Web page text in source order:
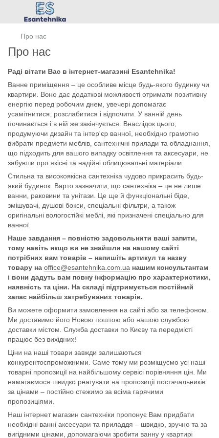
Про нас
Про нас
Раді вітати Вас в інтернет-магазині Esantehnika!
Ванне приміщення – це особливе місце будь-якого будинку чи
квартири. Воно дає додаткові можливості отримати позитивну
енергію перед робочим днем, увечері допомагає
усамітнитися, розслабитися і відпочити. У ванній день
починається і в ній же закінчується. Внаслідок цього,
продумуючи дизайн та інтер'єр ванної, необхідно грамотно
вибрати предмети меблів, сантехнічні прилади та обладнання,
що підходить для вашого випадку освітлення та аксесуари, не
забувши про якісні та надійні облицювальні матеріали.
Стильна та високоякісна сантехніка чудово прикрасить будь-
який будинок. Варто зазначити, що сантехніка – це не лише
ванни, раковини та унітази. Це ще й функціональні біде,
змішувачі, душові бокси, спеціальні фільтри, а також
оригінальні вологостійкі меблі, які призначені спеціально для
ванної.
Наше завдання – повністю задовольнити ваші запити,
тому навіть якщо ви не знайшли на нашому сайті
потрібних вам товарів – напишіть артикул та назву
товару на office@esantehnika.com.ua нашим консультантам
і вони дадуть вам повну інформацію про характеристики,
наявність та ціни. На складі підтримується постійний
запас найбільш затребуваних товарів.
Ви можете оформити замовлення на сайті або за телефоном.
Ми доставимо його Новою поштою або нашою службою
доставки містом. Служба доставки по Києву та передмісті
працює без вихідних!
Ціни на наші товари завжди залишаються
конкурентоспроможними. Саме тому ми розміщуємо усі наші
товарні пропозиції на найбільшому сервісі порівняння цін. Ми
намагаємося швидко реагувати на пропозиції постачальників
за цінами – постійно стежимо за всіма гарячими
пропозиціями.
Наш інтернет магазин сантехніки пропонує Вам придбати
необхідні ванні аксесуари та приладдя – швидко, зручно та за
вигідними цінами, допомагаючи зробити ванну у квартирі